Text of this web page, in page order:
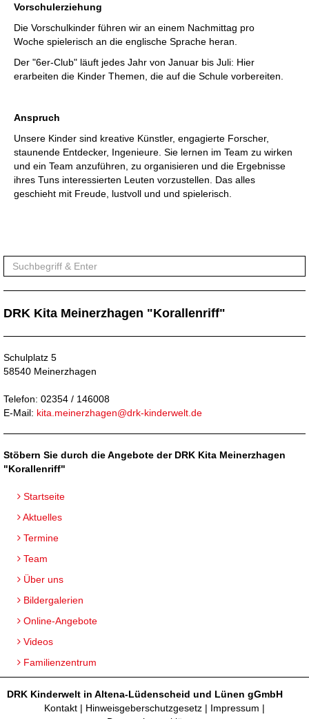
Vorschulerziehung
Die Vorschulkinder führen wir an einem Nachmittag pro
Woche spielerisch an die englische Sprache heran.
Der "6er-Club" läuft jedes Jahr von Januar bis Juli: Hier
erarbeiten die Kinder Themen, die auf die Schule vorbereiten.
Anspruch
Unsere Kinder sind kreative Künstler, engagierte Forscher,
staunende Entdecker, Ingenieure. Sie lernen im Team zu wirken
und ein Team anzuführen, zu organisieren und die Ergebnisse
ihres Tuns interessierten Leuten vorzustellen. Das alles
geschieht mit Freude, lustvoll und und spielerisch.
DRK Kita Meinerzhagen "Korallenriff"
Schulplatz 5
58540 Meinerzhagen
Telefon: 02354 / 146008
E-Mail: kita.meinerzhagen@drk-kinderwelt.de
Stöbern Sie durch die Angebote der DRK Kita Meinerzhagen
"Korallenriff"
Startseite
Aktuelles
Termine
Team
Über uns
Bildergalerien
Online-Angebote
Videos
Familienzentrum
DRK Kinderwelt in Altena-Lüdenscheid und Lünen gGmbH
Kontakt | Hinweisgeberschutzgesetz | Impressum |